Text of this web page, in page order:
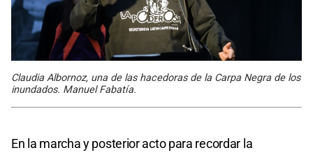
Claudia Albornoz, una de las hacedoras de la Carpa Negra de los
inundados. Manuel Fabatía.
En la marcha y posterior acto para recordar la